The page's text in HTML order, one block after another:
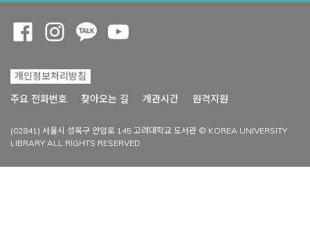
개인정보처리방침
주요 전화번호
찾아오는 길 개관시간 원격지원
(02841) 서울시 성북구 안암로 145 고려대학교 도서관 © KOREA UNIVERSITY
LIBRARY ALL RIGHTS RESERVED.
Opens a new window
Opens a new window
Opens a new window